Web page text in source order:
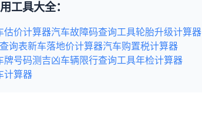
工具大全：
估价计算器汽车故障码查询工具轮胎升级计算器
询表新车落地价计算器汽车购置税计算器
牌号码测吉凶车辆限行查询工具年检计算器
计算器